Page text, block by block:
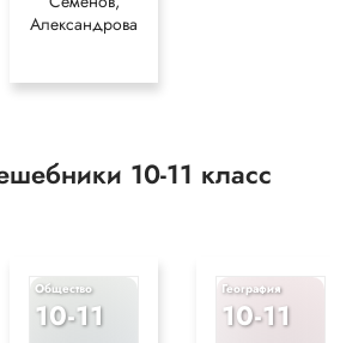
Александрова
10-11 класс
Общество
10-11
География
10-11